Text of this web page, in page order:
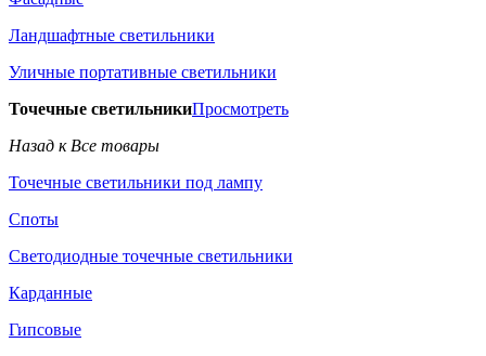
Ландшафтные светильники
Уличные портативные светильники
Точечные светильникиПросмотреть
Назад к Все товары
Точечные светильники под лампу
Споты
Светодиодные точечные светильники
Карданные
Гипсовые